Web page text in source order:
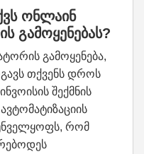
ონლაინ
გამოყენებას?
გამოყენება,
თქვენს დროს
შექმნის
რომ